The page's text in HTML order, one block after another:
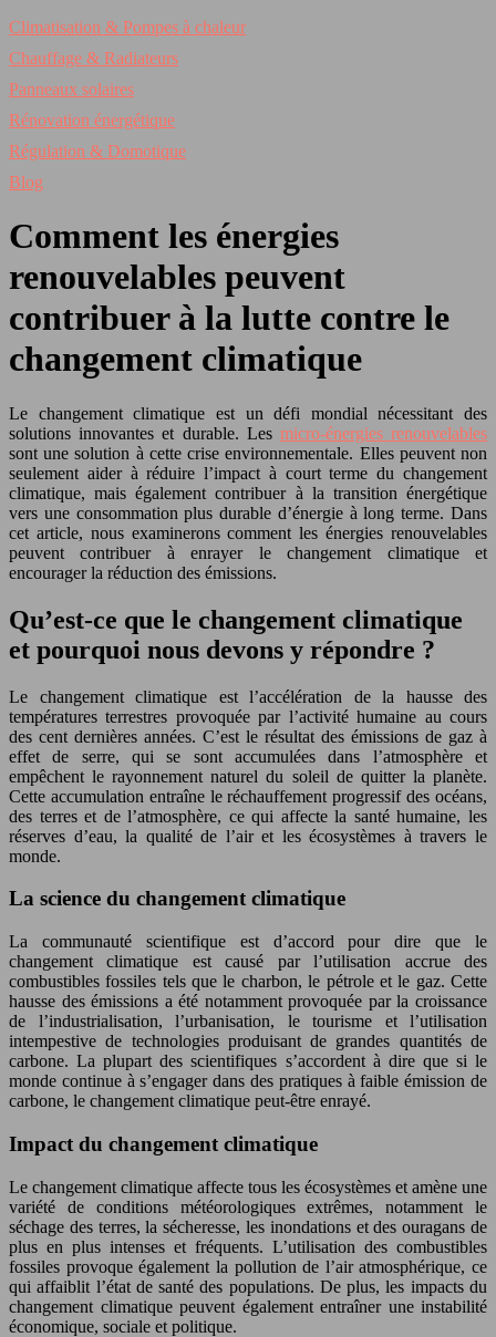
Climatisation & Pompes à chaleur
Chauffage & Radiateurs
Panneaux solaires
Rénovation énergétique
Régulation & Domotique
Blog
Comment les énergies
renouvelables peuvent
contribuer à la lutte contre le
changement climatique
Le changement climatique est un défi mondial nécessitant des
solutions innovantes et durable. Les micro-énergies renouvelables
sont une solution à cette crise environnementale. Elles peuvent non
seulement aider à réduire l’impact à court terme du changement
climatique, mais également contribuer à la transition énergétique
vers une consommation plus durable d’énergie à long terme. Dans
cet article, nous examinerons comment les énergies renouvelables
peuvent contribuer à enrayer le changement climatique et
encourager la réduction des émissions.
Qu’est-ce que le changement climatique
et pourquoi nous devons y répondre ?
Le changement climatique est l’accélération de la hausse des
températures terrestres provoquée par l’activité humaine au cours
des cent dernières années. C’est le résultat des émissions de gaz à
effet de serre, qui se sont accumulées dans l’atmosphère et
empêchent le rayonnement naturel du soleil de quitter la planète.
Cette accumulation entraîne le réchauffement progressif des océans,
des terres et de l’atmosphère, ce qui affecte la santé humaine, les
réserves d’eau, la qualité de l’air et les écosystèmes à travers le
monde.
La science du changement climatique
La communauté scientifique est d’accord pour dire que le
changement climatique est causé par l’utilisation accrue des
combustibles fossiles tels que le charbon, le pétrole et le gaz. Cette
hausse des émissions a été notamment provoquée par la croissance
de l’industrialisation, l’urbanisation, le tourisme et l’utilisation
intempestive de technologies produisant de grandes quantités de
carbone. La plupart des scientifiques s’accordent à dire que si le
monde continue à s’engager dans des pratiques à faible émission de
carbone, le changement climatique peut-être enrayé.
Impact du changement climatique
Le changement climatique affecte tous les écosystèmes et amène une
variété de conditions météorologiques extrêmes, notamment le
séchage des terres, la sécheresse, les inondations et des ouragans de
plus en plus intenses et fréquents. L’utilisation des combustibles
fossiles provoque également la pollution de l’air atmosphérique, ce
qui affaiblit l’état de santé des populations. De plus, les impacts du
changement climatique peuvent également entraîner une instabilité
économique, sociale et politique.